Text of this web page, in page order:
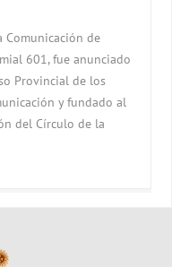
Comunicación de
601, fue anunciado
Provincial de los
y fundado al
del Círculo de la